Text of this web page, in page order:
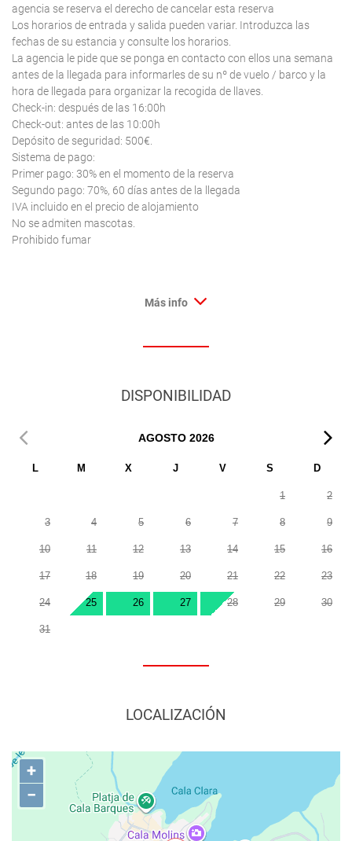
agencia se reserva el derecho de cancelar esta reserva
Los horarios de entrada y salida pueden variar. Introduzca las
fechas de su estancia y consulte los horarios.
La agencia le pide que se ponga en contacto con ellos una semana
antes de la llegada para informarles de su nº de vuelo / barco y la
hora de llegada para organizar la recogida de llaves.
Check-in: después de las 16:00h
Check-out: antes de las 10:00h
Depósito de seguridad: 500€.
Sistema de pago:
Primer pago: 30% en el momento de la reserva
Segundo pago: 70%, 60 días antes de la llegada
IVA incluido en el precio de alojamiento
No se admiten mascotas.
Prohibido fumar
Más info
DISPONIBILIDAD
AGOSTO 2026
L M X J V S D
1 2
3 4 5 6 7 8 9
10 11 12 13 14 15 16
17 18 19 20 21 22 23
24 25 26 27 28 29 30
31
LOCALIZACIÓN
+
−